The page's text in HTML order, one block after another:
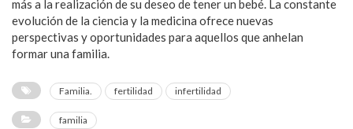
más a la realización de su deseo de tener un bebé. La constante
evolución de la ciencia y la medicina ofrece nuevas
perspectivas y oportunidades para aquellos que anhelan
formar una familia.
Familia. fertilidad infertilidad
familia